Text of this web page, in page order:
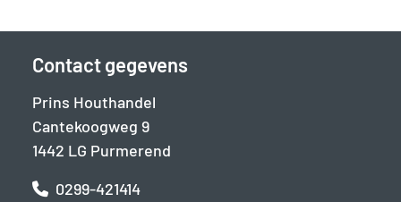
Contact gegevens
Prins Houthandel
Cantekoogweg 9
1442 LG Purmerend
0299-421414